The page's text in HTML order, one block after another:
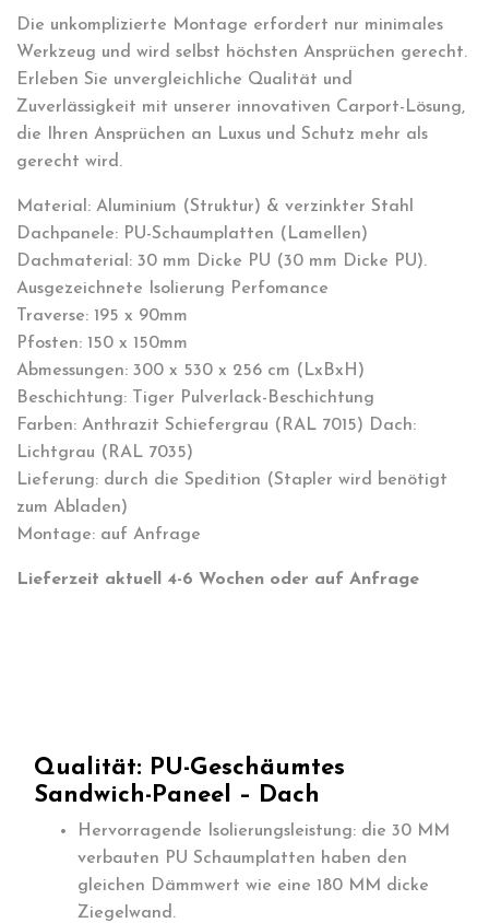
Die unkomplizierte Montage erfordert nur minimales
Werkzeug und wird selbst höchsten Ansprüchen gerecht.
Erleben Sie unvergleichliche Qualität und
Zuverlässigkeit mit unserer innovativen Carport-Lösung,
die Ihren Ansprüchen an Luxus und Schutz mehr als
gerecht wird.
Material: Aluminium (Struktur) & verzinkter Stahl
Dachpanele: PU-Schaumplatten (Lamellen)
Dachmaterial: 30 mm Dicke PU (30 mm Dicke PU).
Ausgezeichnete Isolierung Perfomance
Traverse: 195 x 90mm
Pfosten: 150 x 150mm
Abmessungen: 300 x 530 x 256 cm (LxBxH)
Beschichtung: Tiger Pulverlack-Beschichtung
Farben: Anthrazit Schiefergrau (RAL 7015) Dach:
Lichtgrau (RAL 7035)
Lieferung: durch die Spedition (Stapler wird benötigt
zum Abladen)
Montage: auf Anfrage
Lieferzeit aktuell 4-6 Wochen oder auf Anfrage
Qualität: PU-Geschäumtes
Sandwich-Paneel – Dach
Hervorragende Isolierungsleistung: die 30 MM
verbauten PU Schaumplatten haben den
gleichen Dämmwert wie eine 180 MM dicke
Ziegelwand.